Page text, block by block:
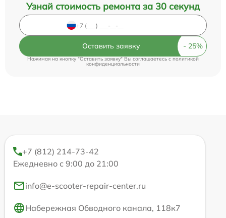
Узнай стоимость ремонта за 30 секунд
Оставить заявку
Нажимая на кнопку "Оставить заявку" Вы соглашаетесь cполитикой
конфиденциальности
+7 (812) 214-73-42
Ежедневно с 9:00 до 21:00
info@e-scooter-repair-center.ru
Набережная Обводного канала, 118к7